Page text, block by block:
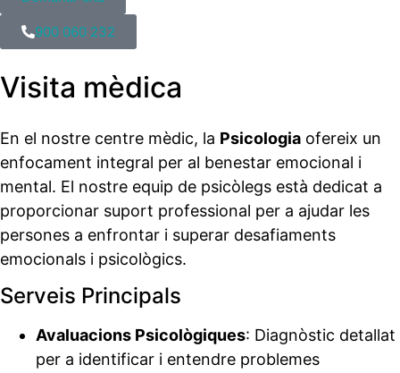
900 060 232
Visita mèdica
En el nostre centre mèdic, la Psicologia ofereix un
enfocament integral per al benestar emocional i
mental. El nostre equip de psicòlegs està dedicat a
proporcionar suport professional per a ajudar les
persones a enfrontar i superar desafiaments
emocionals i psicològics.
Serveis Principals
Avaluacions Psicològiques: Diagnòstic detallat
per a identificar i entendre problemes